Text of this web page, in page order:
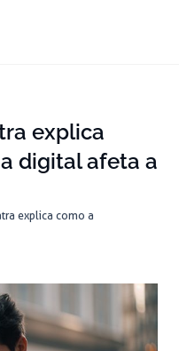
explica
digital afeta a
explica como a